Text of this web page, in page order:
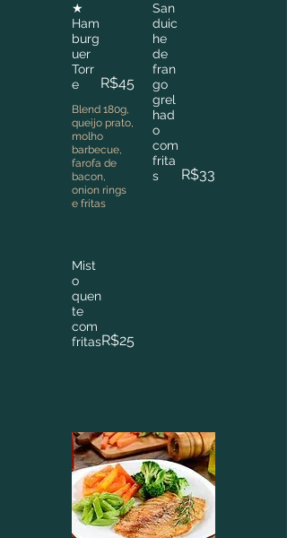
★
Ham
burg
uer
Torr
e
Blend 180g,
queijo prato,
molho
barbecue,
farofa de
bacon,
onion rings
e fritas
R$45
San
duic
he
de
fran
go
grel
had
o
com
frita
s
R$33
Mist
o
quen
te
com
fritasR$25